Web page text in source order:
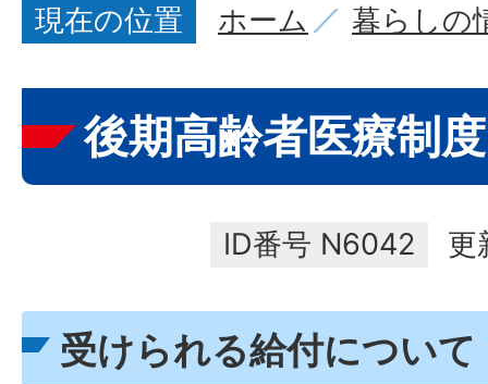
現在の位置 ホーム 暮らしの
後期高齢者医療制
ID番号 N6042 更
受けられる給付について